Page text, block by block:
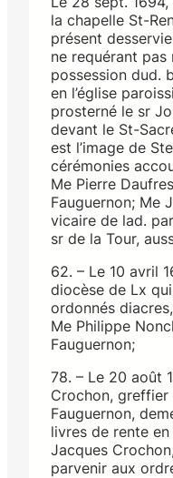
la chapelle St-
présent
ne requérant pas
possession dud.
en l’église
prosterné le sr
devant le St-
est l’image de
cérémonies
Me Pierre
Fauguernon; Me
vicaire de lad.
sr de la Tour,
62. – Le 10 avril
diocèse de Lx
ordonnés
Me Philippe
Fauguernon;
78. – Le 20 août
Crochon,
Fauguernon,
livres de rente
Jacques
parvenir aux